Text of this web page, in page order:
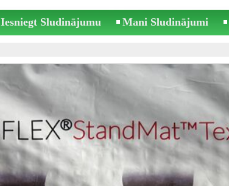
Iesniegt Sludinājumu Mani Sludinājumi